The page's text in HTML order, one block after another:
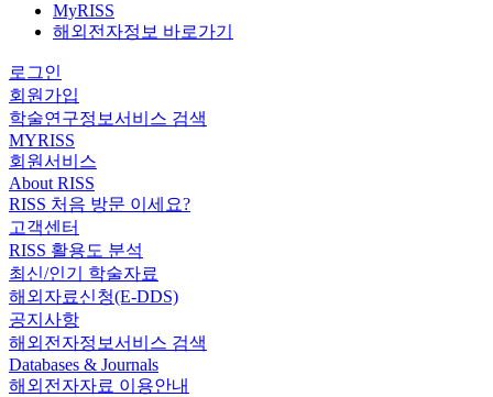
MyRISS
해외전자정보 바로가기
로그인
회원가입
학술연구정보서비스 검색
MYRISS
회원서비스
About RISS
RISS 처음 방문 이세요?
고객센터
RISS 활용도 분석
최신/인기 학술자료
해외자료신청(E-DDS)
공지사항
해외전자정보서비스 검색
Databases & Journals
해외전자자료 이용안내